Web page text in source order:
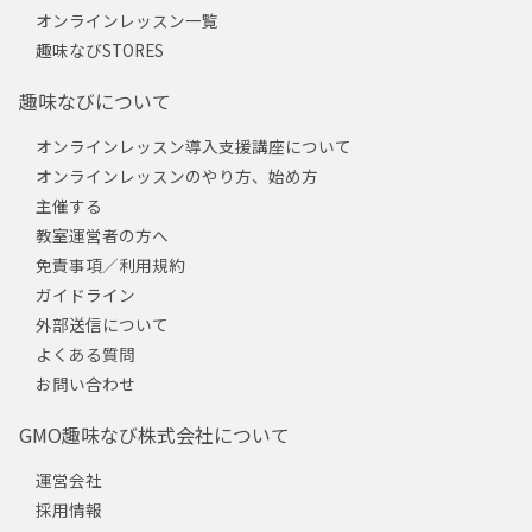
オンラインレッスン一覧
趣味なびSTORES
趣味なびについて
オンラインレッスン導入支援講座について
オンラインレッスンのやり方、始め方
主催する
教室運営者の方へ
免責事項／利用規約
ガイドライン
外部送信について
よくある質問
お問い合わせ
GMO趣味なび株式会社について
運営会社
採用情報